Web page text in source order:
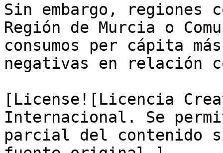
Sin embargo, regiones
Región de Murcia o
consumos per cápita
negativas en relación
[License![Licencia
Internacional. Se
parcial del contenido